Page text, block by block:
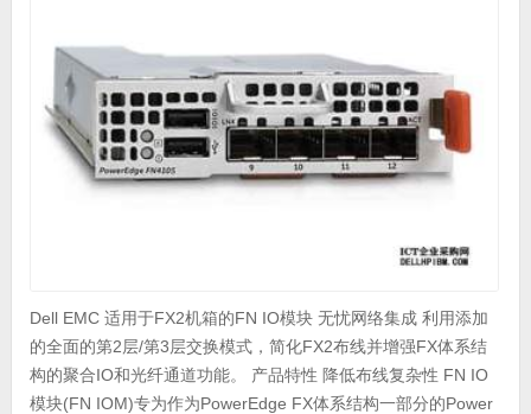
Dell EMC 适用于FX2机箱的FN IO模块 无忧网络集成 利用添加
的全面的第2层/第3层交换模式，简化FX2布线并增强FX体系结
构的聚合IO和光纤通道功能。 产品特性 降低布线复杂性 FN IO
模块(FN IOM)专为作为PowerEdge FX体系结构一部分的Power